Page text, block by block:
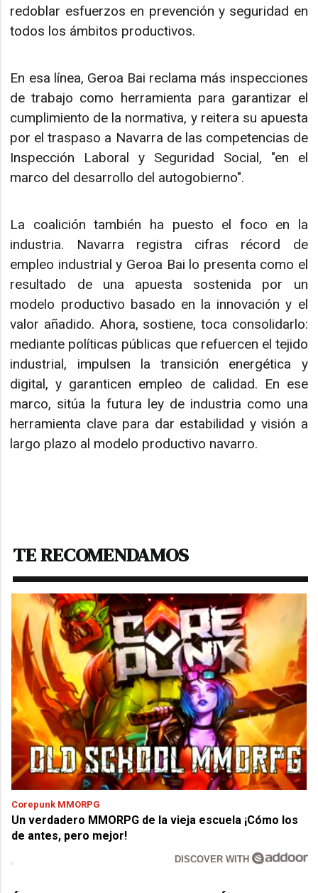
redoblar esfuerzos en prevención y seguridad en
todos los ámbitos productivos.
En esa línea, Geroa Bai reclama más inspecciones
de trabajo como herramienta para garantizar el
cumplimiento de la normativa, y reitera su apuesta
por el traspaso a Navarra de las competencias de
Inspección Laboral y Seguridad Social, "en el
marco del desarrollo del autogobierno".
La coalición también ha puesto el foco en la
industria. Navarra registra cifras récord de
empleo industrial y Geroa Bai lo presenta como el
resultado de una apuesta sostenida por un
modelo productivo basado en la innovación y el
valor añadido. Ahora, sostiene, toca consolidarlo:
mediante políticas públicas que refuercen el tejido
industrial, impulsen la transición energética y
digital, y garanticen empleo de calidad. En ese
marco, sitúa la futura ley de industria como una
herramienta clave para dar estabilidad y visión a
largo plazo al modelo productivo navarro.
TE RECOMENDAMOS
Corepunk MMORPG
Un verdadero MMORPG de la vieja escuela ¡Cómo los
de antes, pero mejor!
DISCOVER WITH